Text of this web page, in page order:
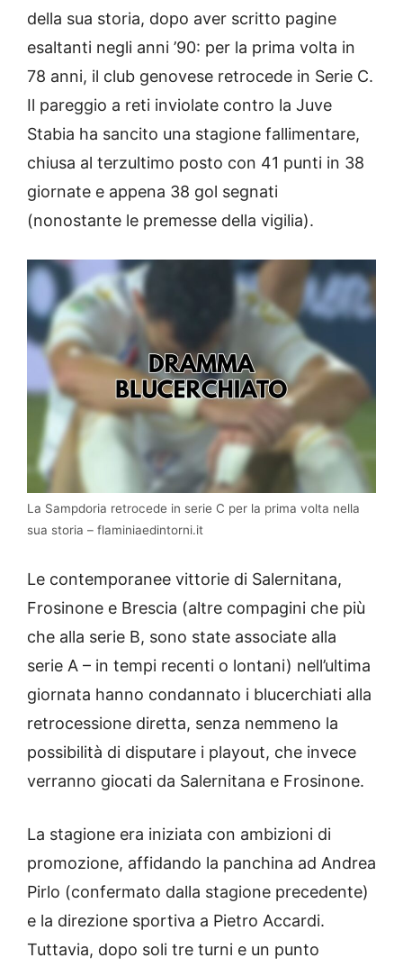
della sua storia, dopo aver scritto pagine
esaltanti negli anni ’90: per la prima volta in
78 anni, il club genovese retrocede in Serie C.
Il pareggio a reti inviolate contro la Juve
Stabia ha sancito una stagione fallimentare,
chiusa al terzultimo posto con 41 punti in 38
giornate e appena 38 gol segnati
(nonostante le premesse della vigilia).
La Sampdoria retrocede in serie C per la prima volta nella
sua storia – flaminiaedintorni.it
Le contemporanee vittorie di Salernitana,
Frosinone e Brescia (altre compagini che più
che alla serie B, sono state associate alla
serie A – in tempi recenti o lontani) nell’ultima
giornata hanno condannato i blucerchiati alla
retrocessione diretta, senza nemmeno la
possibilità di disputare i playout, che invece
verranno giocati da Salernitana e Frosinone.
La stagione era iniziata con ambizioni di
promozione, affidando la panchina ad Andrea
Pirlo (confermato dalla stagione precedente)
e la direzione sportiva a Pietro Accardi.
Tuttavia, dopo soli tre turni e un punto